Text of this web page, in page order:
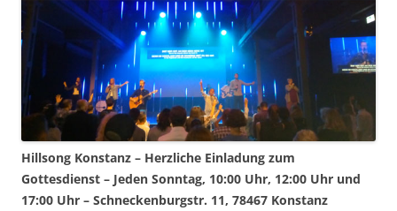
Hillsong Konstanz – Herzliche Einladung zum
Gottesdienst – Jeden Sonntag, 10:00 Uhr, 12:00 Uhr und
17:00 Uhr – Schneckenburgstr. 11, 78467 Konstanz